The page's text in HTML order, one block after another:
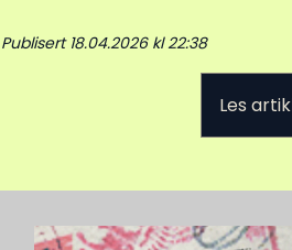
Publisert 18.04.2026 kl 22:38
Les